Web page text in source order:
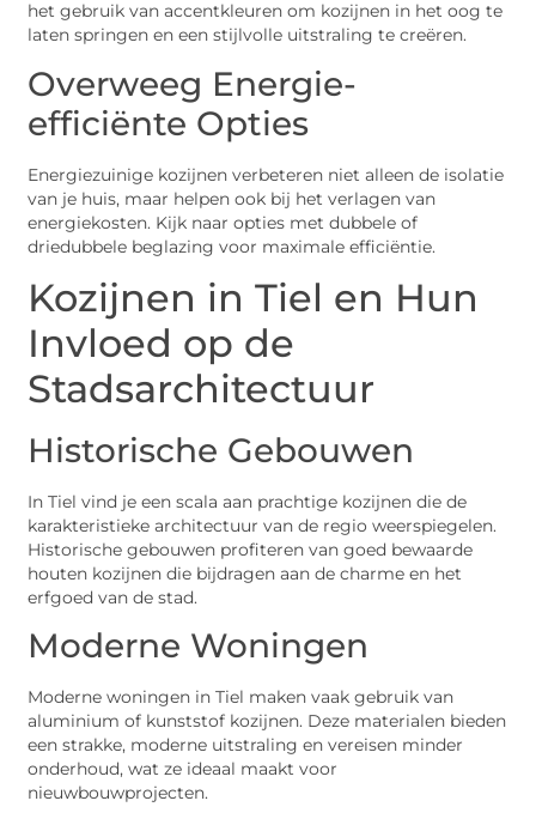
het gebruik van accentkleuren om kozijnen in het oog te
laten springen en een stijlvolle uitstraling te creëren.
Overweeg Energie-
efficiënte Opties
Energiezuinige kozijnen verbeteren niet alleen de isolatie
van je huis, maar helpen ook bij het verlagen van
energiekosten. Kijk naar opties met dubbele of
driedubbele beglazing voor maximale efficiëntie.
Kozijnen in Tiel en Hun
Invloed op de
Stadsarchitectuur
Historische Gebouwen
In Tiel vind je een scala aan prachtige kozijnen die de
karakteristieke architectuur van de regio weerspiegelen.
Historische gebouwen profiteren van goed bewaarde
houten kozijnen die bijdragen aan de charme en het
erfgoed van de stad.
Moderne Woningen
Moderne woningen in Tiel maken vaak gebruik van
aluminium of kunststof kozijnen. Deze materialen bieden
een strakke, moderne uitstraling en vereisen minder
onderhoud, wat ze ideaal maakt voor
nieuwbouwprojecten.